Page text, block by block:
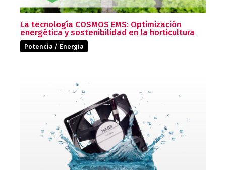
La tecnología COSMOS EMS: Optimización
energética y sostenibilidad en la horticultura
Potencia / Energía